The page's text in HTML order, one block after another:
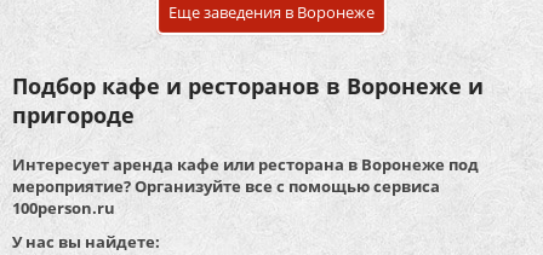
Еще заведения в Воронеже
Подбор кафе и ресторанов в Воронеже и
пригороде
Интересует аренда кафе или ресторана в Воронеже под
мероприятие? Организуйте все с помощью сервиса
100person.ru
У нас вы найдете: